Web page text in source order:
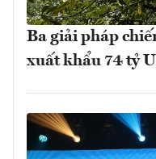
Ba giải pháp
xuất khẩu 74 tỷ